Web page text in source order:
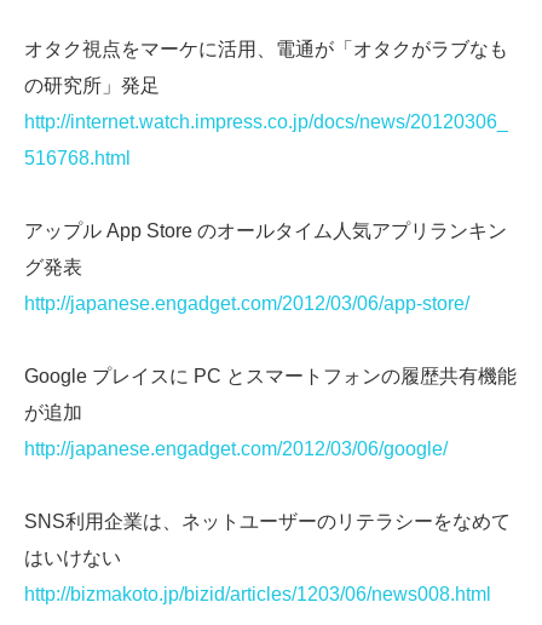
オタク視点をマーケに活用、電通が「オタクがラブなも
の研究所」発足
http://internet.watch.impress.co.jp/docs/news/20120306_
516768.html
アップル App Store のオールタイム人気アプリランキン
グ発表
http://japanese.engadget.com/2012/03/06/app-store/
Google プレイスに PC とスマートフォンの履歴共有機能
が追加
http://japanese.engadget.com/2012/03/06/google/
SNS利用企業は、ネットユーザーのリテラシーをなめて
はいけない
http://bizmakoto.jp/bizid/articles/1203/06/news008.html